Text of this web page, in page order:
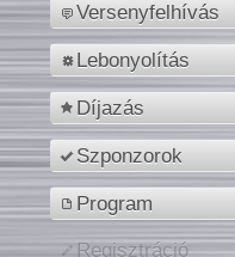
Versenyfelhívás
Lebonyolítás
Díjazás
Szponzorok
Program
Regisztráció